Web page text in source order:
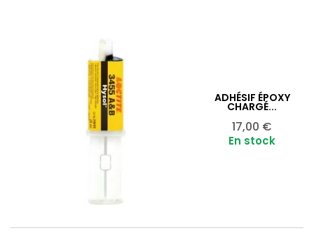
ADHÉSIF ÉPOXY
CHARGÉ...
Prix
17,00 €
En stock